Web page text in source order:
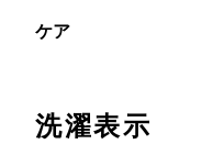
ケア
洗濯表示